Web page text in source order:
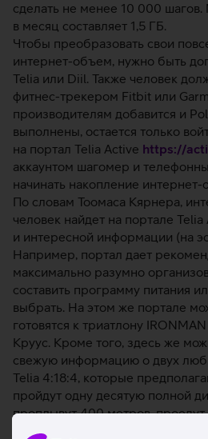
сделать не менее 10 000
в месяц составляет 1,5 ГБ.
Чтобы преобразовать свои
интернет-объем, нужно быть
Telia или Diil. Также человек
фитнес-трекером Fitbit или
производителям добавится и
выполнены, остается только
на портал Telia Active https://
аккаунтом шагомер и
начинать накопление
По словам Тоомаса Кярнера,
человек найдет на портале
и интересной информации (на
Например, портал дает
максимально разумно
составить программу питания
выбрать. На этом же портале
готовятся к триатлону
Круус. Кроме того, здесь же
свежую информацию о двух
Telia 4:18:4, которые
пройдут одну десятую полной
проплывут 400 метров,
и пробегут 4 км.